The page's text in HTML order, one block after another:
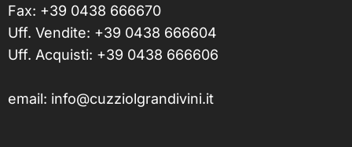
Fax: +39 0438 666670
Uff. Vendite: +39 0438 666604
Uff. Acquisti: +39 0438 666606
email: info@cuzziolgrandivini.it